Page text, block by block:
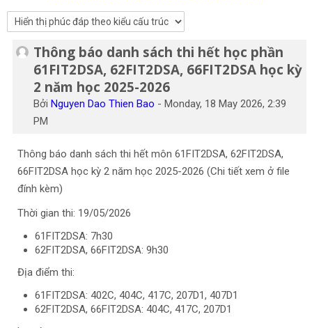
Thông báo danh sách thi hết học phần
61FIT2DSA, 62FIT2DSA, 66FIT2DSA học kỳ
2 năm học 2025-2026
BởiNguyen Dao Thien Bao -Monday, 18 May 2026, 2:39
PM
Số lượng các câu trả lời: 0
Thông báo danh sách thi hết môn 61FIT2DSA, 62FIT2DSA,
66FIT2DSA học kỳ 2 năm học 2025-2026 (Chi tiết xem ở file
đính kèm)
Thời gian thi: 19/05/2026
61FIT2DSA: 7h30
62FIT2DSA, 66FIT2DSA: 9h30
Địa điểm thi:
61FIT2DSA: 402C, 404C, 417C, 207D1, 407D1
62FIT2DSA, 66FIT2DSA: 404C, 417C, 207D1